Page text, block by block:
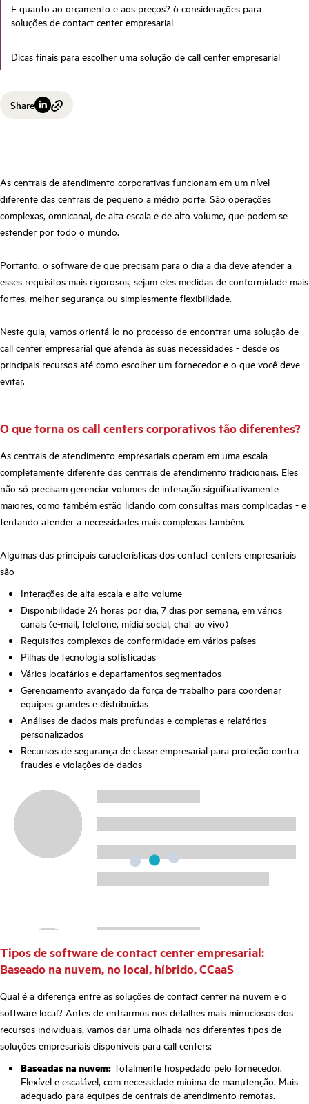
E quanto ao orçamento e aos preços? 6 considerações para
soluções de contact center empresarial
Dicas finais para escolher uma solução de call center empresarial
Share
As centrais de atendimento corporativas funcionam em um nível
diferente das centrais de pequeno a médio porte. São operações
complexas, omnicanal, de alta escala e de alto volume, que podem se
estender por todo o mundo.
Portanto, o software de que precisam para o dia a dia deve atender a
esses requisitos mais rigorosos, sejam eles medidas de conformidade mais
fortes, melhor segurança ou simplesmente flexibilidade.
Neste guia, vamos orientá-lo no processo de encontrar uma solução de
call center empresarial que atenda às suas necessidades - desde os
principais recursos até como escolher um fornecedor e o que você deve
evitar.
O que torna os call centers corporativos tão diferentes?
As centrais de atendimento empresariais operam em uma escala
completamente diferente das centrais de atendimento tradicionais. Eles
não só precisam gerenciar volumes de interação significativamente
maiores, como também estão lidando com consultas mais complicadas - e
tentando atender a necessidades mais complexas também.
Algumas das principais características dos contact centers empresariais
são
Interações de alta escala e alto volume
Disponibilidade 24 horas por dia, 7 dias por semana, em vários
canais (e-mail, telefone, mídia social, chat ao vivo)
Requisitos complexos de conformidade em vários países
Pilhas de tecnologia sofisticadas
Vários locatários e departamentos segmentados
Gerenciamento avançado da força de trabalho para coordenar
equipes grandes e distribuídas
Análises de dados mais profundas e completas e relatórios
personalizados
Recursos de segurança de classe empresarial para proteção contra
fraudes e violações de dados
Tipos de software de contact center empresarial:
Baseado na nuvem, no local, híbrido, CCaaS
Qual é a diferença entre as soluções de contact center na nuvem e o
software local? Antes de entrarmos nos detalhes mais minuciosos dos
recursos individuais, vamos dar uma olhada nos diferentes tipos de
soluções empresariais disponíveis para call centers:
Baseadas na nuvem: Totalmente hospedado pelo fornecedor.
Flexível e escalável, com necessidade mínima de manutenção. Mais
adequado para equipes de centrais de atendimento remotas.